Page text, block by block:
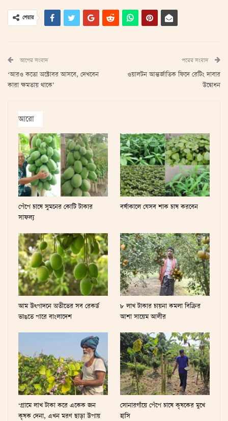
শেয়ার
আগের সংবাদ
‘আরও কতো অক্টোবর আসবে, দেখবেন
কারা ক্ষমতায় থাকে’
পরের সংবাদ
ওয়ালটন আন্তর্জাতিক ফিদে রেটিং দাবার
উদ্বোধন
আরো
পেঁপে চাষে সুমনের কোটি টাকার
সাফল্য
বর্ষাকালে যেসব শাক চাষ করবেন
আম উৎপাদনে অতীতের সব রেকর্ড
ভাঙতে পারে বাংলাদেশ
৮ লাখ টাকার চায়না কমলা বিক্রির
আশা সায়েম আলীর
‘গ্রামে লাখ টাকা করে একেক জন
কৃষক দেনা, এখন মরণ ছাড়া উপায়
সোনারগাঁয়ে পেঁপে চাষে কৃষকের মুখে
হাসি